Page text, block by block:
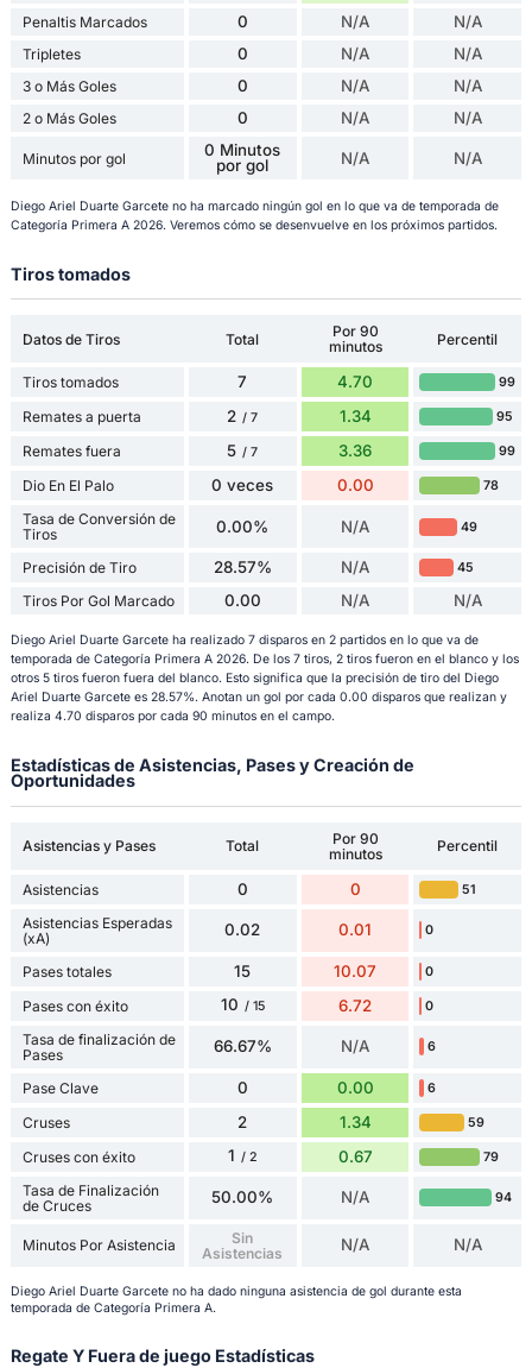
Penaltis Marcados 0 N/A N/A
Tripletes 0 N/A N/A
3 o Más Goles 0 N/A N/A
2 o Más Goles 0 N/A N/A
Minutos por gol
0 Minutos
por gol
N/A N/A
Diego Ariel Duarte Garcete no ha marcado ningún gol en lo que va de temporada de
Categoría Primera A 2026. Veremos cómo se desenvuelve en los próximos partidos.
Tiros tomados
Datos de Tiros Total
Por 90
minutos
Percentil
Tiros tomados 7 4.70 99
Remates a puerta 2 / 7 1.34 95
Remates fuera 5 / 7 3.36 99
Dio En El Palo 0 veces 0.00 78
Tasa de Conversión de
Tiros
0.00% N/A 49
Precisión de Tiro 28.57% N/A 45
Tiros Por Gol Marcado 0.00 N/A N/A
Diego Ariel Duarte Garcete ha realizado 7 disparos en 2 partidos en lo que va de
temporada de Categoría Primera A 2026. De los 7 tiros, 2 tiros fueron en el blanco y los
otros 5 tiros fueron fuera del blanco. Esto significa que la precisión de tiro del Diego
Ariel Duarte Garcete es 28.57%. Anotan un gol por cada 0.00 disparos que realizan y
realiza 4.70 disparos por cada 90 minutos en el campo.
Estadísticas de Asistencias, Pases y Creación de
Oportunidades
Asistencias y Pases Total
Por 90
minutos
Percentil
Asistencias 0 0 51
Asistencias Esperadas
(xA)
0.02 0.01 0
Pases totales 15 10.07 0
Pases con éxito 10 / 15 6.72 0
Tasa de finalización de
Pases
66.67% N/A 6
Pase Clave 0 0.00 6
Cruses 2 1.34 59
Cruses con éxito 1 / 2 0.67 79
Tasa de Finalización
de Cruces
50.00% N/A 94
Minutos Por Asistencia
Sin
Asistencias
N/A N/A
Diego Ariel Duarte Garcete no ha dado ninguna asistencia de gol durante esta
temporada de Categoría Primera A.
Regate Y Fuera de juego Estadísticas